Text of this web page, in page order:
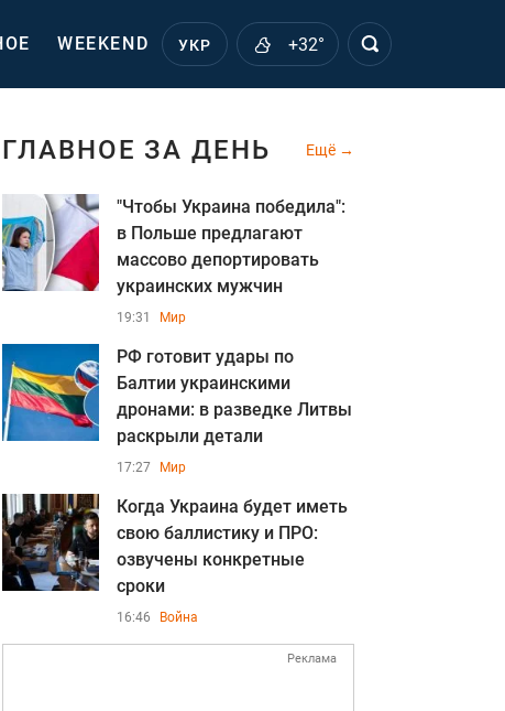
WEEKEND УКР +32°
ГЛАВНОЕ ЗА ДЕНЬ Ещё
"Чтобы Украина победила":
в Польше предлагают
массово депортировать
украинских мужчин
19:31 Мир
РФ готовит удары по
Балтии украинскими
дронами: в разведке Литвы
раскрыли детали
17:27 Мир
Когда Украина будет иметь
свою баллистику и ПРО:
озвучены конкретные
сроки
16:46 Война
Реклама